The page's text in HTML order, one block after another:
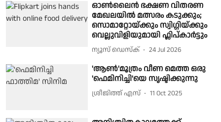
ഓൺലൈൻ ഭക്ഷണ വിതരണ
മേഖലയിൽ മത്സരം കടുക്കും;
സൊമാറ്റോയ്ക്കും സ്വിഗ്ഗിയ്ക്കും
വെല്ലുവിളിയുമായി ഫ്ലിപ്കാർട്ടും
ന്യൂസ് ഡെസ്ക് 24 Jul 2026
'ആണ്‍'മൂത്രം വീണ മെത്ത ഒരു
'ഫെമിനിച്ചി'യെ സൃഷ്ടിക്കുന്നു
ശ്രീജിത്ത് എസ് 11 Oct 2025